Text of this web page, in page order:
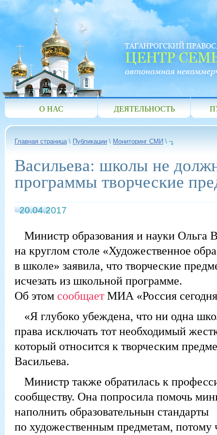
О НАС ДЕЯТЕЛЬНОСТЬ
Главная страница\ Публикации \ Мониторинг СМИ \
Васильева: школы не
программы творческие
20.04.2017
Министр образования и науки Ольга
на круглом столе «Художественное
в школе» заявила, что творческие
исчезать из школьной программе.
Об этом сообщаетМИА «Россия
«Я глубоко убеждена, что ни одна
права исключать тот необходимый
который относится к творческим
Васильева.
Министр также обратилась к
сообществу. Она попросила помочь
наполнить образовательнын стандарты
по художественным предметам, потому